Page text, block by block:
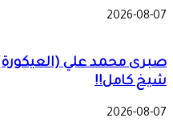
2026-08-07
صبرى محمد علي (العيكورة)
شيخ كامل!!
2026-08-07